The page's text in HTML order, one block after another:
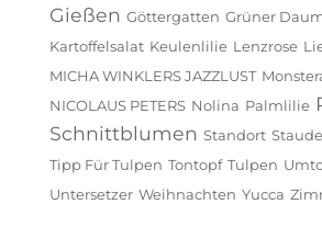
Gießen Göttergatten Grüner
Kartoffelsalat Keulenlilie Lenzrose
MICHA WINKLERS JAZZLUST
NICOLAUS PETERS Nolina Palmlilie
Schnittblumen Standort
Tipp Für Tulpen Tontopf Tulpen
Untersetzer Weihnachten Yucca